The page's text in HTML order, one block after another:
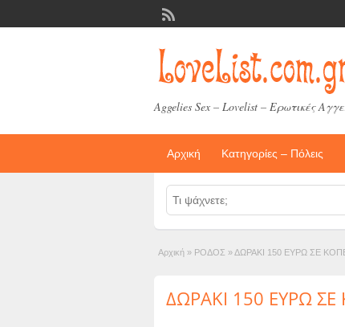
Aggelies Sex – Lovelist – Ερωτικές
Αρχική Κατηγορίες – Πόλεις
Αρχική » ΡΟΔΟΣ »ΔΩΡΑΚΙ 150 ΕΥΡΩ ΣΕ
ΔΩΡΑΚΙ 150 ΕΥΡΩ